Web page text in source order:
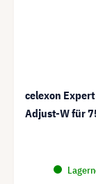
celexon
Adjust-W für